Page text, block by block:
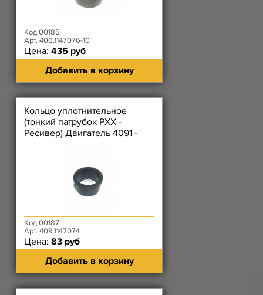
Код 00185
Арт. 406.1147076-10
Цена: 435 руб
Добавить в корзину
Кольцо уплотнительное
(тонкий патрубок РХХ -
Ресивер) Двигатель 4091 -
Нар Ф27,5/30 мм, Вну 23 мм)
Код 00187
Арт. 409.1147074
Цена: 83 руб
Добавить в корзину